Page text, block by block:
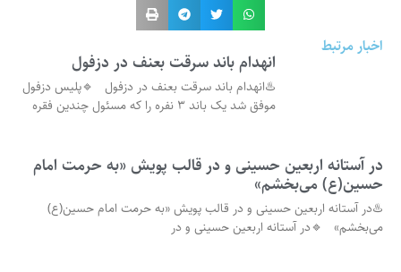
اخبار مرتبط
انهدام باند سرقت بعنف در دزفول
♨️انهدام باند سرقت بعنف در دزفول 🔹پلیس دزفول
موفق شد یک باند ۳ نفره را که مسئول چندین فقره
در آستانه اربعین حسینی و در قالب پویش «به حرمت امام
حسین(ع) می‌بخشم»
♨️در آستانه اربعین حسینی و در قالب پویش «به حرمت امام حسین(ع)
می‌بخشم» 🔹در آستانه اربعین حسینی و در